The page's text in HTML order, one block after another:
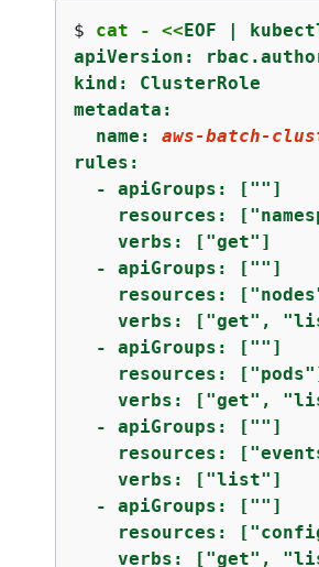
$ cat - <<EOF |
apiVersion:
kind: ClusterRole
metadata:
  name:
aws-batch-
rules:
  - apiGroups: [""]
resources:
    verbs: ["get"]
  - apiGroups: [""]
resources:
verbs: ["get",
  - apiGroups: [""]
resources:
verbs: ["get",
  - apiGroups: [""]
resources:
    verbs: ["list"]
  - apiGroups: [""]
resources:
verbs: ["get",